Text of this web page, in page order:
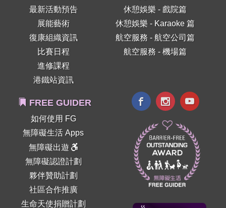
最新活動預告
展能藝術
復康組織資訊
比賽日程
進修課程
港鐵站資訊
休憩娛樂 - 戲院篇
休憩娛樂 - Karaoke 篇
航空服務 - 航空公司篇
航空服務 - 機場篇
FREE GUIDER
如何使用 FG
無障礙生活 Apps
無障礙出遊
無障礙認證計劃
夥伴贊助計劃
社區合作推廣
生命天使捐贈計劃